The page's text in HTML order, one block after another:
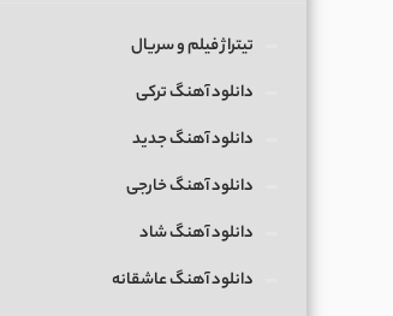
تیتراژ فیلم و سریال
دانلود آهنگ ترکی
دانلود آهنگ جدید
دانلود آهنگ خارجی
دانلود آهنگ شاد
دانلود آهنگ عاشقانه